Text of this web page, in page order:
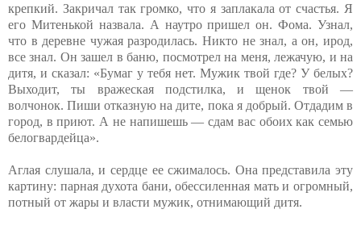
крепкий. Закричал так громко, что я заплакала от счастья. Я
его Митенькой назвала. А наутро пришел он. Фома. Узнал,
что в деревне чужая разродилась. Никто не знал, а он, ирод,
все знал. Он зашел в баню, посмотрел на меня, лежачую, и на
дитя, и сказал: «Бумаг у тебя нет. Мужик твой где? У белых?
Выходит, ты вражеская подстилка, и щенок твой —
волчонок. Пиши отказную на дите, пока я добрый. Отдадим в
город, в приют. А не напишешь — сдам вас обоих как семью
белогвардейца».
Аглая слушала, и сердце ее сжималось. Она представила эту
картину: парная духота бани, обессиленная мать и огромный,
потный от жары и власти мужик, отнимающий дитя.